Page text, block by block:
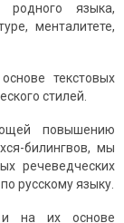
родного языка,
менталитете,
текстовых
стилей.
повышению
билингвов, мы
речеведческих
русскому языку.
и на их основе